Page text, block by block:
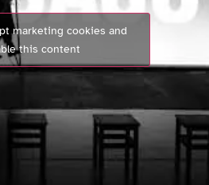
marketing cookies and
this content